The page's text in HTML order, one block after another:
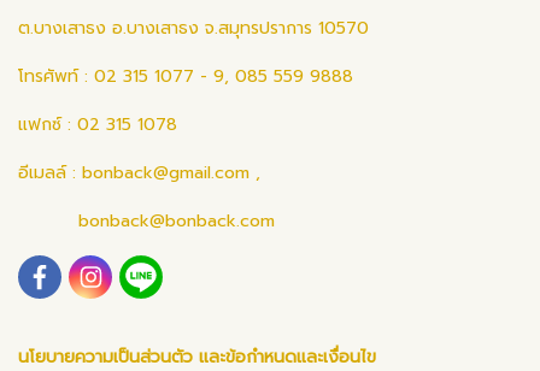
ต.บางเสาธง อ.บางเสาธง จ.สมุทรปราการ 10570
โทรศัพท์ : 02 315 1077 - 9, 085 559 9888
แฟกซ์ : 02 315 1078
อีเมลล์ : bonback@gmail.com ,
bonback@bonback.com
นโยบายความเป็นส่วนตัว และข้อกำหนดและเงื่อนไข